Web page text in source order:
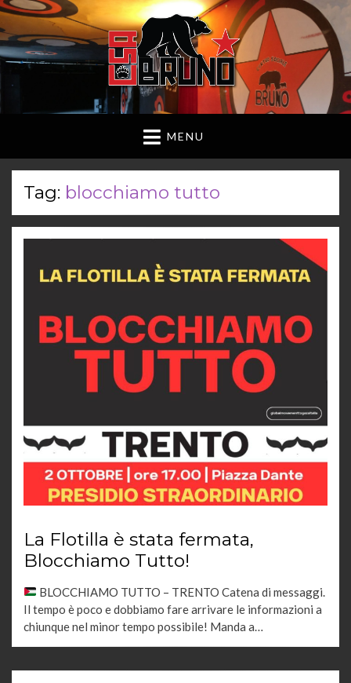
MENU
Tag: blocchiamo tutto
La Flotilla è stata fermata,
Blocchiamo Tutto!
BLOCCHIAMO TUTTO – TRENTO Catena di messaggi.
Il tempo è poco e dobbiamo fare arrivare le informazioni a
chiunque nel minor tempo possibile! Manda a…